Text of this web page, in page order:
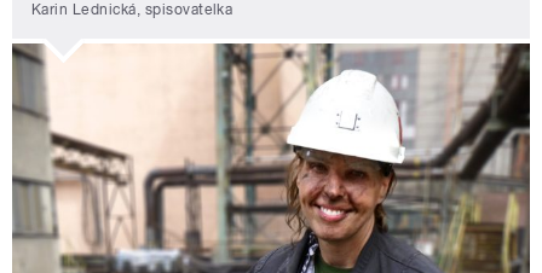
Karin Lednická, spisovatelka